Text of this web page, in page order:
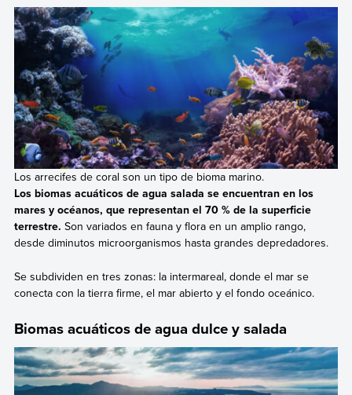
Los arrecifes de coral son un tipo de bioma marino.
Los biomas acuáticos de agua salada se encuentran en los
mares y océanos, que representan el 70 % de la superficie
terrestre. Son variados en fauna y flora en un amplio rango,
desde diminutos microorganismos hasta grandes depredadores.
Se subdividen en tres zonas: la intermareal, donde el mar se
conecta con la tierra firme, el mar abierto y el fondo oceánico.
Biomas acuáticos de agua dulce y salada